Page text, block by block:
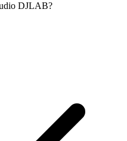
DJLAB?